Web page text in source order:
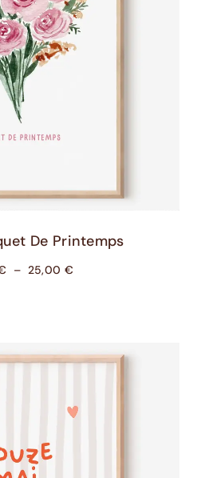
Options
De Printemps
– 25,00 €